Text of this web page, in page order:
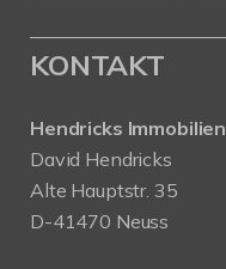
KONTAKT
Hendricks Immobilien
David Hendricks
Alte Hauptstr. 35
D-41470 Neuss